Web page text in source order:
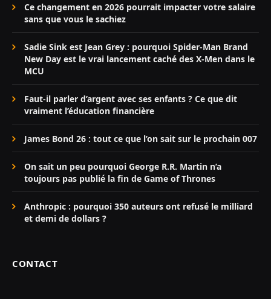
Ce changement en 2026 pourrait impacter votre salaire
sans que vous le sachiez
Sadie Sink est Jean Grey : pourquoi Spider-Man Brand
New Day est le vrai lancement caché des X-Men dans le
MCU
Faut-il parler d’argent avec ses enfants ? Ce que dit
vraiment l’éducation financière
James Bond 26 : tout ce que l’on sait sur le prochain 007
On sait un peu pourquoi George R.R. Martin n’a
toujours pas publié la fin de Game of Thrones
Anthropic : pourquoi 350 auteurs ont refusé le milliard
et demi de dollars ?
CONTACT